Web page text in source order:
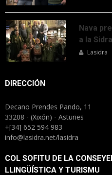
Nava
a la Sidra
Lasidra
DIRECCIÓN
Decano Prendes Pando, 11
33208 - (Xixón) - Asturies
+[34] 652 594 983
info@lasidra.net/lasidra
COL SOFITU DE LA
LLINGÜÍSTICA Y TURISMU